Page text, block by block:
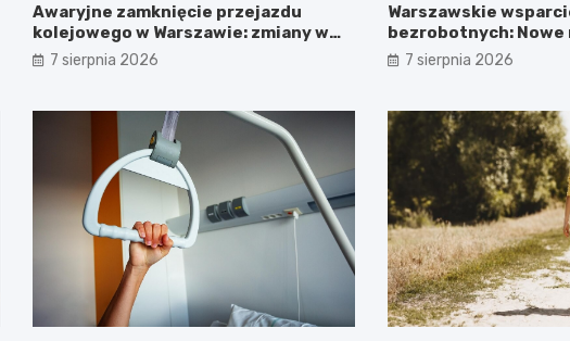
Awaryjne zamknięcie przejazdu
kolejowego w Warszawie: zmiany w
trasach mieszkańców
7 sierpnia 2026
Warszawskie
bezrobotnych: Nowe
projektem FEM III
7 sierpnia 2026